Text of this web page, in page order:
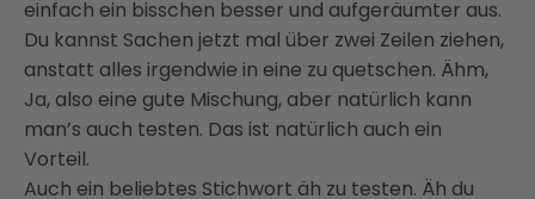
einfach ein bisschen besser und aufgeräumter aus.
Du kannst Sachen jetzt mal über zwei Zeilen ziehen,
anstatt alles irgendwie in eine zu quetschen. Ähm,
Ja, also eine gute Mischung, aber natürlich kann
man’s auch testen. Das ist natürlich auch ein
Vorteil.
Auch ein beliebtes Stichwort äh zu testen. Äh du